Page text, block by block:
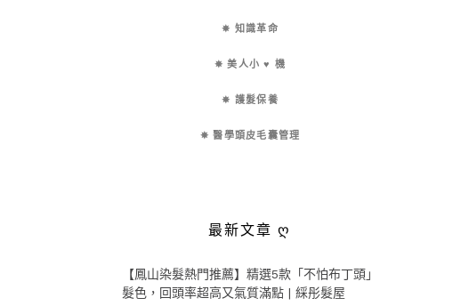
✵ 知識革命
✵ 美人小 ♥ 機
✵ 護髮保養
✵ 醫學頭皮毛囊管理
最新文章 ღ
【鳳山染髮熱門推薦】精選5款「不怕布丁頭」
髮色，回頭率超高又氣質滿點 | 綵彤髮屋